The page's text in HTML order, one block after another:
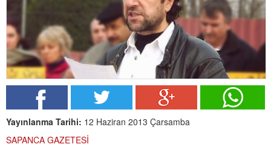
Yayınlanma Tarihi: 12 Haziran 2013 Çarsamba
SAPANCA GAZETESİ